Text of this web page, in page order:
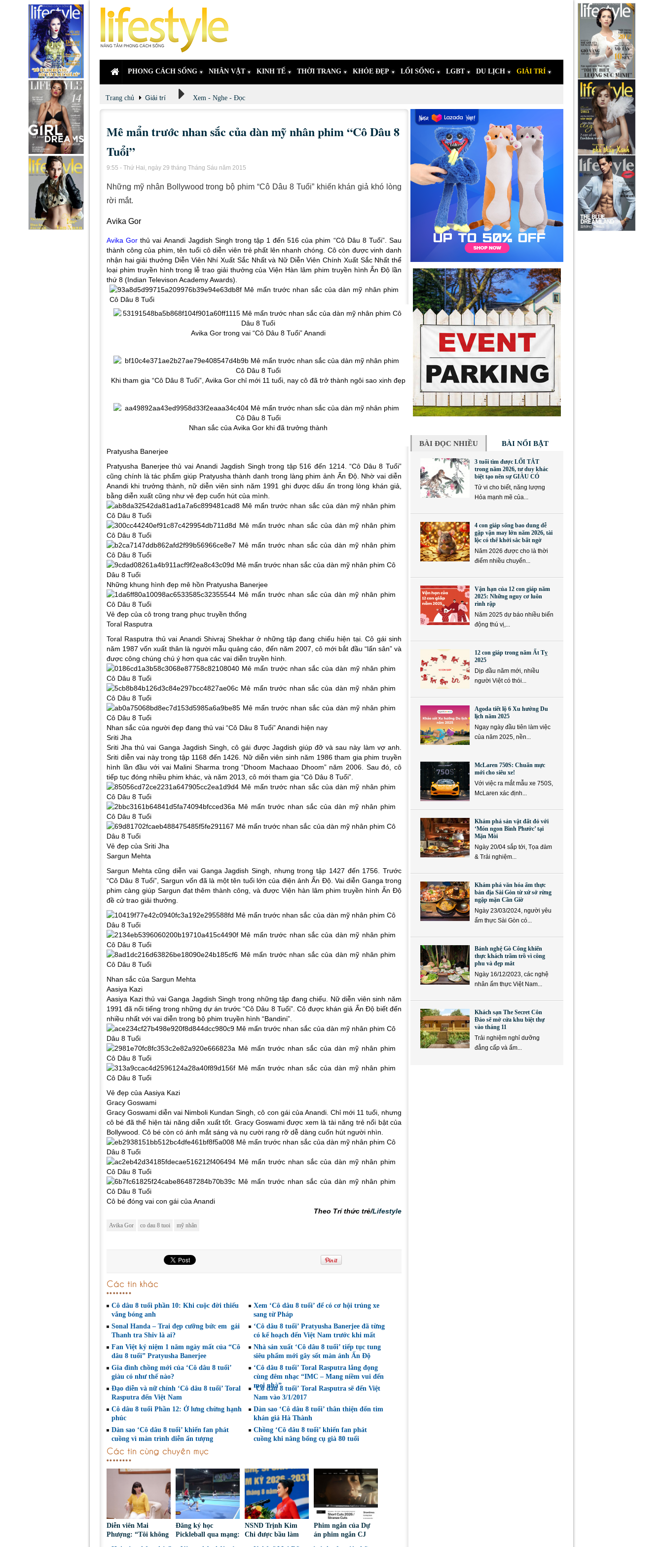
PHONG CÁCH SỐNG NHÂN VẬT KINH TẾ THỜI TRANG KHỎE ĐẸP LỐI SỐNG LGBT DU LỊCH GIẢI TRÍ
Trang chủ Giải trí Xem - Nghe - Đọc
Mê mẩn trước nhan sắc của dàn mỹ nhân phim “Cô Dâu 8
Tuổi”
9:55 - Thứ Hai, ngày 29 tháng Tháng Sáu năm 2015
Những mỹ nhân Bollywood trong bộ phim “Cô Dâu 8 Tuổi” khiến khán giả khó lòng
rời mắt.
Avika Gor
Avika Gor thủ vai Anandi Jagdish Singh trong tập 1 đến 516 của phim “Cô Dâu 8 Tuổi”. Sau
thành công của phim, tên tuổi cô diễn viên trẻ phất lên nhanh chóng. Cô còn được vinh danh
nhận hai giải thưởng Diễn Viên Nhí Xuất Sắc Nhất và Nữ Diễn Viên Chính Xuất Sắc Nhất thể
loại phim truyền hình trong lễ trao giải thưởng của Viện Hàn lâm phim truyền hình Ấn Độ lần
thứ 8 (Indian Televison Academy Awards).
Avika Gor trong vai “Cô Dâu 8 Tuổi” Anandi
Khi tham gia “Cô Dâu 8 Tuổi”, Avika Gor chỉ mới 11 tuổi, nay cô đã trở thành ngôi sao xinh đẹp
Nhan sắc của Avika Gor khi đã trưởng thành
Pratyusha Banerjee
Pratyusha Banerjee thủ vai Anandi Jagdish Singh trong tập 516 đến 1214. “Cô Dâu 8 Tuổi”
cũng chính là tác phẩm giúp Pratyusha thành danh trong làng phim ảnh Ấn Độ. Nhờ vai diễn
Anandi khi trưởng thành, nữ diễn viên sinh năm 1991 ghi được dấu ấn trong lòng khán giả,
bằng diễn xuất cũng như vẻ đẹp cuốn hút của mình.
Những khung hình đẹp mê hồn Pratyusha Banerjee
Vẻ đẹp của cô trong trang phục truyền thống
Toral Rasputra
Toral Rasputra thủ vai Anandi Shivraj Shekhar ở những tập đang chiếu hiện tại. Cô gái sinh
năm 1987 vốn xuất thân là người mẫu quảng cáo, đến năm 2007, cô mới bắt đầu “lấn sân” và
được công chúng chú ý hơn qua các vai diễn truyền hình.
Nhan sắc của người đẹp đang thủ vai “Cô Dâu 8 Tuổi” Anandi hiện nay
Sriti Jha
Sriti Jha thủ vai Ganga Jagdish Singh, cô gái được Jagdish giúp đỡ và sau này làm vợ anh.
Sriti diễn vai này trong tập 1168 đến 1426. Nữ diễn viên sinh năm 1986 tham gia phim truyền
hình lần đầu với vai Malini Sharma trong “Dhoom Machaao Dhoom” năm 2006. Sau đó, cô
tiếp tục đóng nhiều phim khác, và năm 2013, cô mới tham gia “Cô Dâu 8 Tuổi”.
Vẻ đẹp của Sriti Jha
Sargun Mehta
Sargun Mehta cũng diễn vai Ganga Jagdish Singh, nhưng trong tập 1427 đến 1756. Trước
“Cô Dâu 8 Tuổi”, Sargun vốn đã là một tên tuổi lớn của điện ảnh Ấn Độ. Vai diễn Ganga trong
phim càng giúp Sargun đạt thêm thành công, và được Viện hàn lâm phim truyền hình Ấn Độ
đề cử trao giải thưởng.
Nhan sắc của Sargun Mehta
Aasiya Kazi
Aasiya Kazi thủ vai Ganga Jagdish Singh trong những tập đang chiếu. Nữ diễn viên sinh năm
1991 đã nổi tiếng trong những dự án trước “Cô Dâu 8 Tuổi”. Cô được khán giả Ấn Độ biết đến
nhiều nhất với vai diễn trong bộ phim truyền hình “Bandini”.
Vẻ đẹp của Aasiya Kazi
Gracy Goswami
Gracy Goswami diễn vai Nimboli Kundan Singh, cô con gái của Anandi. Chỉ mới 11 tuổi, nhưng
cô bé đã thể hiện tài năng diễn xuất tốt. Gracy Goswami được xem là tài năng trẻ nổi bật của
Bollywood. Cô bé còn có ánh mắt sáng và nụ cười rạng rỡ dễ dàng cuốn hút người nhìn.
Cô bé đóng vai con gái của Anandi
Theo Trí thức trẻ/Lifestyle
Avika Gor co dau 8 tuoi mỹ nhân
Các tin khác
Cô dâu 8 tuổi phần 10: Khi cuộc đời thiếu
vắng bóng anh
Xem ‘Cô dâu 8 tuổi’ để có cơ hội trúng xe
sang từ Pháp
Sonal Handa – Trai đẹp cưỡng bức em gái
Thanh tra Shiv là ai?
‘Cô dâu 8 tuổi’ Pratyusha Banerjee đã từng
có kế hoạch đến Việt Nam trước khi mất
Fan Việt kỷ niệm 1 năm ngày mất của “Cô
dâu 8 tuổi” Pratyusha Banerjee
Nhà sản xuất ‘Cô dâu 8 tuổi’ tiếp tục tung
siêu phẩm mới gây sốt màn ảnh Ấn Độ
Gia đình chồng mới của ‘Cô dâu 8 tuổi’
giàu có như thế nào?
‘Cô dâu 8 tuổi’ Toral Rasputra lắng đọng
cùng đêm nhạc “IMC – Mang niềm vui đến
mọi nhà”
Đạo diễn và nữ chính ‘Cô dâu 8 tuổi’ Toral
Rasputra đến Việt Nam
‘Cô dâu 8 tuổi’ Toral Rasputra sẽ đến Việt
Nam vào 3/1/2017
Cô dâu 8 tuổi Phần 12: Ở lưng chừng hạnh
phúc
Dàn sao ‘Cô dâu 8 tuổi’ thân thiện đốn tim
khán giả Hà Thành
Dàn sao ‘Cô dâu 8 tuổi’ khiến fan phát
cuồng vì màn trình diễn ấn tượng
Chồng ‘Cô dâu 8 tuổi’ khiến fan phát
cuồng khi nâng bổng cụ già 80 tuổi
Các tin cùng chuyên mục
Diễn viên Mai
Phượng: “Tôi không
Đăng ký học
Pickleball qua mạng:
NSND Trịnh Kim
Chi được bầu làm
Phim ngắn của Dự
án phim ngắn CJ
BÀI ĐỌC NHIỀU BÀI NỔI BẬT
3 tuổi tìm được LỐI TẮT
trong năm 2026, tư duy khác
biệt tạo nên sự GIÀU CÓ
Tử vi cho biết, năng lượng
Hỏa mạnh mẽ của...
4 con giáp sống bao dung dễ
gặp vận may lớn năm 2026, tài
lộc có thể khởi sắc bất ngờ
Năm 2026 được cho là thời
điểm nhiều chuyển...
Vận hạn của 12 con giáp năm
2025: Những nguy cơ luôn
rình rập
Năm 2025 dự báo nhiều biến
động thú vị,...
12 con giáp trong năm Ất Tỵ
2025
Dịp đầu năm mới, nhiều
người Việt có thói...
Agoda tiết lộ 6 Xu hướng Du
lịch năm 2025
Ngay ngày đầu tiên làm việc
của năm 2025, nền...
McLaren 750S: Chuẩn mực
mới cho siêu xe!
Với việc ra mắt mẫu xe 750S,
McLaren xác định...
Khám phá sản vật đất đỏ với
‘Món ngon Bình Phước’ tại
Mặn Mòi
Ngày 20/04 sắp tới, Tọa đàm
& Trải nghiệm...
Khám phá văn hóa ẩm thực
bản địa Sài Gòn từ xứ sở rừng
ngập mặn Cần Giờ
Ngày 23/03/2024, người yêu
ẩm thực Sài Gòn có...
Bánh nghệ Gò Công khiến
thực khách trầm trồ vì công
phu và đẹp mắt
Ngày 16/12/2023, các nghệ
nhân ẩm thực Việt Nam...
Khách sạn The Secret Côn
Đảo sẽ mở cửa khu biệt thự
vào tháng 11
Trải nghiệm nghỉ dưỡng
đẳng cấp và ẩm...